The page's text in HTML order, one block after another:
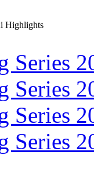
Highlights
Series
Series
Series
Series